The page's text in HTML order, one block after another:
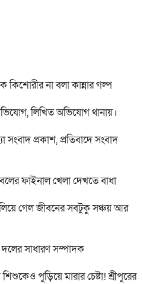
কিশোরীর না বলা কান্নার গল্প
লিখিত অভিযোগ থানায়।
সংবাদ প্রকাশ, প্রতিবাদে সংবাদ
ফাইনাল খেলা দেখতে বাধা
গেল জীবনের সবটুকু সঞ্চয় আর
দলের সাধারণ সম্পাদক
পুড়িয়ে মারার চেষ্টা! শ্রীপুরের